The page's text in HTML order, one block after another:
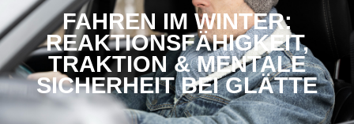
FAHREN IM WINTER:
REAKTIONSFÄHIGKEIT,
TRAKTION & MENTALE
SICHERHEIT BEI GLÄTTE